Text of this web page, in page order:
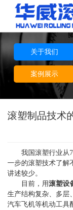
关于我们
案例展示
滚塑制品技术
我国滚塑行业从70
一步的滚塑技术了解
讲述较少。
目前，用滚塑设
生产结构复杂、多层
汽车飞机等机动工具